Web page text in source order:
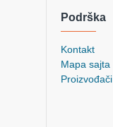
Podrška
Kontakt
Mapa sajta
Proizvođači